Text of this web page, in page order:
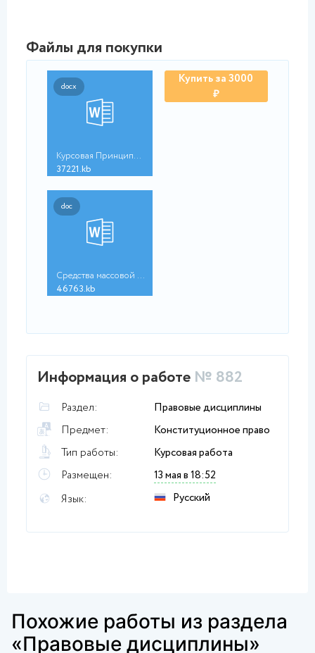
Файлы для покупки
docx
Курсовая Принципы уг...
37221.kb
doc
Средства массовой ин...
46763.kb
Купить за 3000
₽
Информация о работе № 882
Раздел:
Правовые дисциплины
Предмет:
Конституционное право
Тип работы:
Курсовая работа
Размещен:
13 мая в 18:52
Язык:
Русский
Похожие работы из раздела
«Правовые дисциплины»